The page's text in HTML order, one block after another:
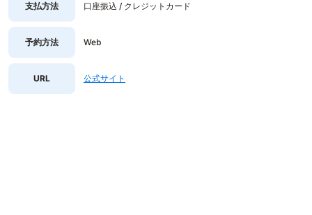
支払方法 口座振込 / クレジットカード
予約方法 Web
URL 公式サイト